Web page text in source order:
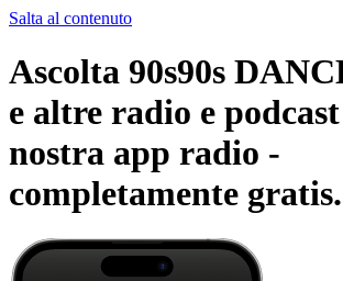
Salta al contenuto
Ascolta 90s90s
e altre radio e
nostra app radio -
completamente gratis.